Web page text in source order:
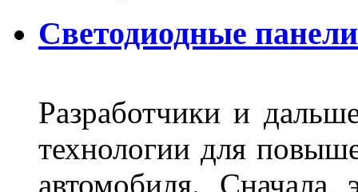
Светодиодные
Разработчики и
технологии для
автомобиля.